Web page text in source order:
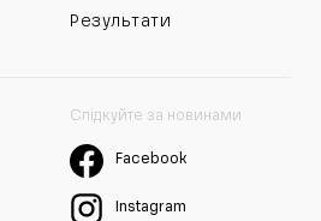
Результати
Слідкуйте за новинами
Facebook
Instagram